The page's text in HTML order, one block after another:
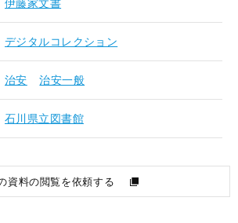
伊藤家文書
デジタルコレクション
治安 治安一般
石川県立図書館
資料の閲覧を依頼する